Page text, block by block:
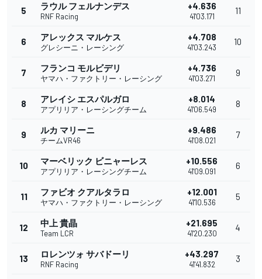
5 ラウル フェルナンデス
RNF Racing
+4.636
41'03.171
11
6 アレックス マルケス
グレシーニ・レーシング
+4.708
41'03.243
10
7 フランコ モルビデリ
ヤマハ・ファクトリー・レーシング
+4.736
41'03.271
9
8 アレイシ エスパルガロ
アプリリア・レーシングチーム
+8.014
41'06.549
8
9 ルカ マリーニ
チームVR46
+9.486
41'08.021
7
10 マーベリック ビニャーレス
アプリリア・レーシングチーム
+10.556
41'09.091
6
11 ファビオ クアルタラロ
ヤマハ・ファクトリー・レーシング
+12.001
41'10.536
5
12 中上 貴晶
Team LCR
+21.695
41'20.230
4
13 ロレンツォ サバドーリ
RNF Racing
+43.297
41'41.832
3